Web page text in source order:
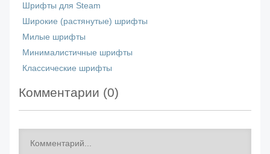
Шрифты для Steam
Широкие (растянутые) шрифты
Милые шрифты
Минималистичные шрифты
Классические шрифты
Комментарии (0)